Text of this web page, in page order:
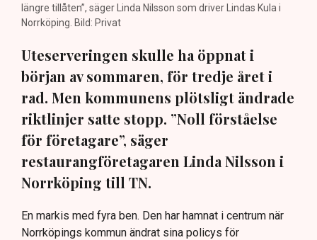
längre tillåten”, säger Linda Nilsson som driver Lindas Kula i
Norrköping. Bild: Privat
Uteserveringen skulle ha öppnat i
början av sommaren, för tredje året i
rad. Men kommunens plötsligt ändrade
riktlinjer satte stopp. ”Noll förståelse
för företagare”, säger
restaurangföretagaren Linda Nilsson i
Norrköping till TN.
En markis med fyra ben. Den har hamnat i centrum när
Norrköpings kommun ändrat sina policys för